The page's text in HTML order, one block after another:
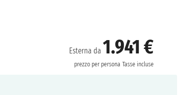
Esterna da 1.941 €
prezzo per persona Tasse incluse